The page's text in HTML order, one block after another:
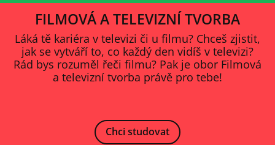
FILMOVÁ A TELEVIZNÍ TVORBA
Láká tě kariéra v televizi či u filmu? Chceš zjistit,
jak se vytváří to, co každý den vidíš v televizi?
Rád bys rozuměl řeči filmu? Pak je obor Filmová
a televizní tvorba právě pro tebe!
Chci studovat